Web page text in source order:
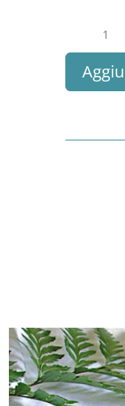
Sarde
quantità